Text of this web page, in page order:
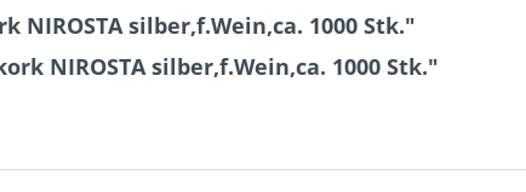
silber,f.Wein,ca. 1000 Stk."
NIROSTA silber,f.Wein,ca. 1000 Stk."